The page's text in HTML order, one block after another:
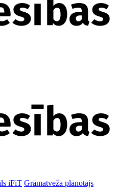
iFiT Grāmatveža plānotājs